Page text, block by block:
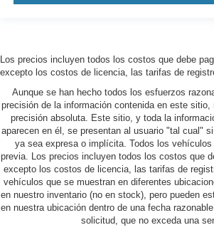
Los precios incluyen todos los costos que debe
excepto los costos de licencia, las tarifas de
Aunque se han hecho todos los esfuerzos
precisión de la información contenida en este sitio,
precisión absoluta. Este sitio, y toda la
aparecen en él, se presentan al usuario "tal cual"
ya sea expresa o implícita. Todos los
previa. Los precios incluyen todos los costos que
excepto los costos de licencia, las tarifas de
vehículos que se muestran en diferentes
en nuestro inventario (no en stock), pero pueden
en nuestra ubicación dentro de una fecha
solicitud, que no exceda una